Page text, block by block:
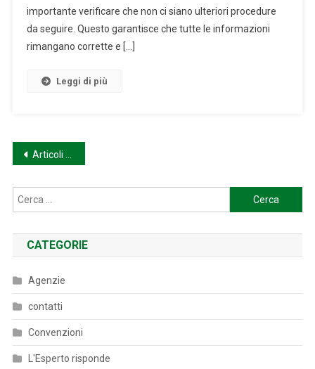
Cambio
Di
Residenza?
importante verificare che non ci siano ulteriori procedure
da seguire. Questo garantisce che tutte le informazioni
rimangano corrette e […]
Leggi di più
Navigazione
articoli
Articoli meno recenti
Ricerca
per:
CATEGORIE
Agenzie
contatti
Convenzioni
L'Esperto risponde